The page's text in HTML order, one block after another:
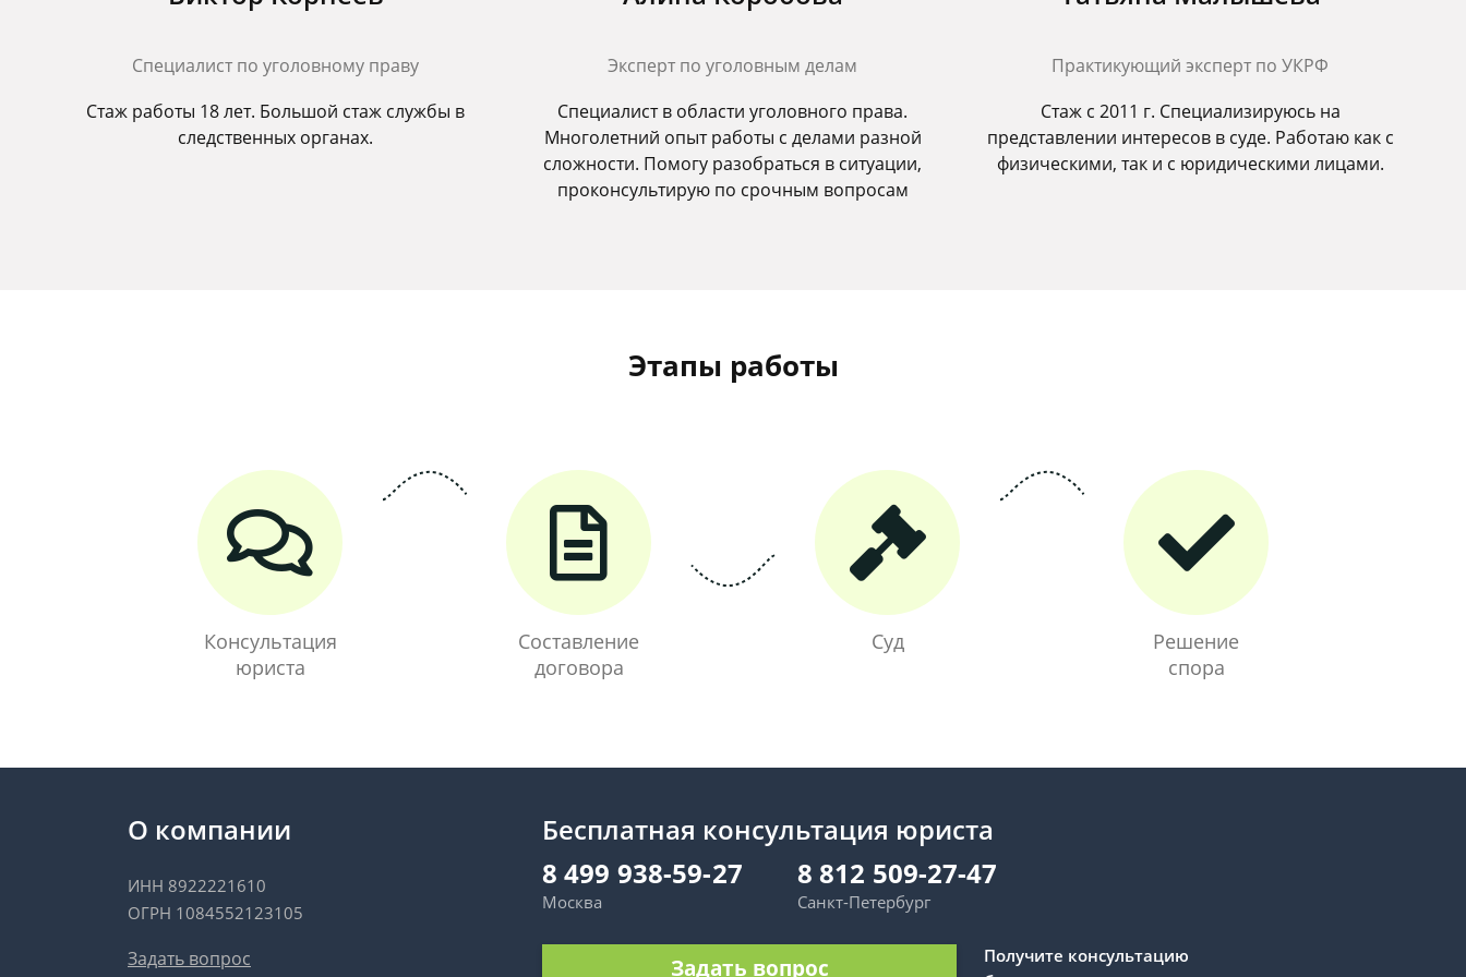
Cпециалист по уголовному праву
Стаж работы 18 лет. Большой стаж службы в
следственных органах.
Эксперт по уголовным делам
Специалист в области уголовного права.
Многолетний опыт работы с делами разной
сложности. Помогу разобраться в ситуации,
проконсультирую по срочным вопросам
Практикующий эксперт по УКРФ
Стаж с 2011 г. Специализируюсь на
представлении интересов в суде. Работаю как с
физическими, так и с юридическими лицами.
Этапы работы
Консультация
юриста
Составление
договора
Суд
Решение
спора
О компании
ИНН 8922221610
ОГРН 1084552123105
Задать вопрос
Бесплатная консультация юриста
8 499 938-59-27
Москва
8 812 509-27-47
Санкт-Петербург
Задать вопрос
Получите консультацию